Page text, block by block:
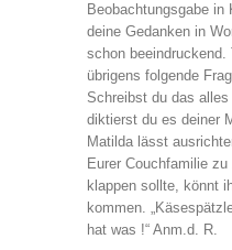
Beobachtungsgabe in
deine Gedanken in
schon beeindruckend.
übrigens folgende
Schreibst du das
diktierst du es deiner
Matilda lässt
Eurer Couchfamilie
klappen sollte, könnt
kommen.
hat was !“ Anm.d. R.